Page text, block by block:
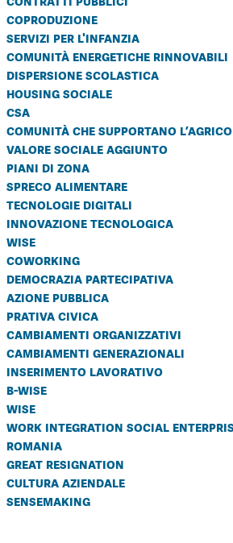
coproduzione
servizi per l'infanzia
comunità energetiche rinnovabili
dispersione scolastica
housing sociale
csa
comunità che supportano
valore sociale aggiunto
piani di zona
spreco alimentare
tecnologie digitali
innovazione tecnologica
wise
coworking
democrazia partecipativa
azione pubblica
prativa civica
cambiamenti organizzativi
cambiamenti generazionali
inserimento lavorativo
b-wise
wise
work integration social
romania
great resignation
cultura aziendale
sensemaking